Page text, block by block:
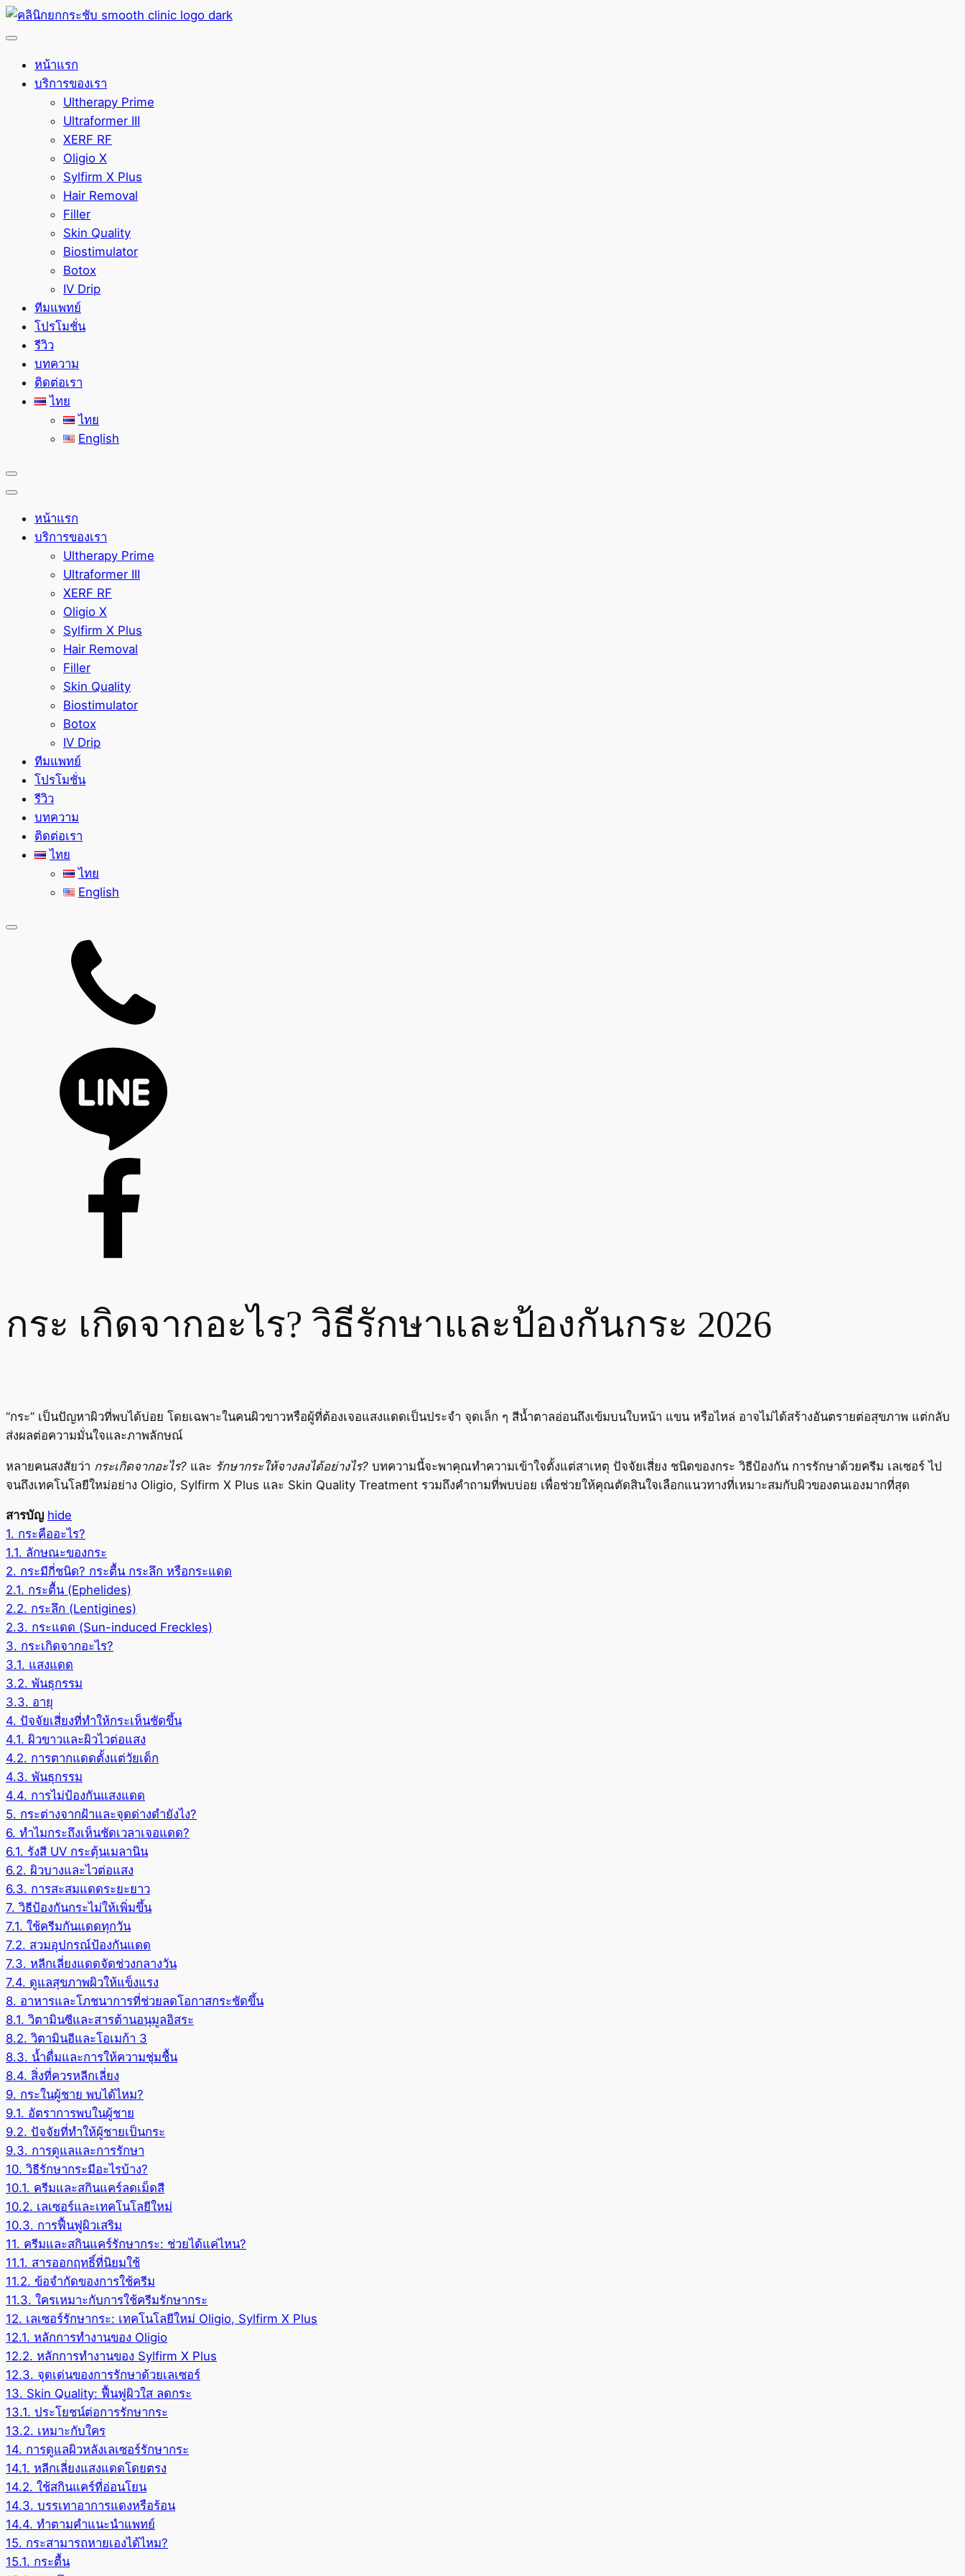
หน้าแรก
บริการของเรา
Ultherapy Prime
Ultraformer III
XERF RF
Oligio X
Sylfirm X Plus
Hair Removal
Filler
Skin Quality
Biostimulator
Botox
IV Drip
ทีมแพทย์
โปรโมชั่น
รีวิว
บทความ
ติดต่อเรา
ไทย
ไทย
English
หน้าแรก
บริการของเรา
Ultherapy Prime
Ultraformer III
XERF RF
Oligio X
Sylfirm X Plus
Hair Removal
Filler
Skin Quality
Biostimulator
Botox
IV Drip
ทีมแพทย์
โปรโมชั่น
รีวิว
บทความ
ติดต่อเรา
ไทย
ไทย
English
กระ เกิดจากอะไร? วิธีรักษาและป้องกันกระ 2026
“กระ” เป็นปัญหาผิวที่พบได้บ่อย โดยเฉพาะในคนผิวขาวหรือผู้ที่ต้องเจอแสงแดดเป็นประจำ จุดเล็ก ๆ สีน้ำตาลอ่อนถึงเข้มบนใบหน้า แขน หรือไหล่ อาจไม่ได้สร้างอันตรายต่อสุขภาพ แต่กลับ
ส่งผลต่อความมั่นใจและภาพลักษณ์
หลายคนสงสัยว่า กระเกิดจากอะไร? และ รักษากระให้จางลงได้อย่างไร? บทความนี้จะพาคุณทำความเข้าใจตั้งแต่สาเหตุ ปัจจัยเสี่ยง ชนิดของกระ วิธีป้องกัน การรักษาด้วยครีม เลเซอร์ ไป
จนถึงเทคโนโลยีใหม่อย่าง Oligio, Sylfirm X Plus และ Skin Quality Treatment รวมถึงคำถามที่พบบ่อย เพื่อช่วยให้คุณตัดสินใจเลือกแนวทางที่เหมาะสมกับผิวของตนเองมากที่สุด
สารบัญ hide
1. กระคืออะไร?
1.1. ลักษณะของกระ
2. กระมีกี่ชนิด? กระตื้น กระลึก หรือกระแดด
2.1. กระตื้น (Ephelides)
2.2. กระลึก (Lentigines)
2.3. กระแดด (Sun-induced Freckles)
3. กระเกิดจากอะไร?
3.1. แสงแดด
3.2. พันธุกรรม
3.3. อายุ
4. ปัจจัยเสี่ยงที่ทำให้กระเห็นชัดขึ้น
4.1. ผิวขาวและผิวไวต่อแสง
4.2. การตากแดดตั้งแต่วัยเด็ก
4.3. พันธุกรรม
4.4. การไม่ป้องกันแสงแดด
5. กระต่างจากฝ้าและจุดด่างดำยังไง?
6. ทำไมกระถึงเห็นชัดเวลาเจอแดด?
6.1. รังสี UV กระตุ้นเมลานิน
6.2. ผิวบางและไวต่อแสง
6.3. การสะสมแดดระยะยาว
7. วิธีป้องกันกระไม่ให้เพิ่มขึ้น
7.1. ใช้ครีมกันแดดทุกวัน
7.2. สวมอุปกรณ์ป้องกันแดด
7.3. หลีกเลี่ยงแดดจัดช่วงกลางวัน
7.4. ดูแลสุขภาพผิวให้แข็งแรง
8. อาหารและโภชนาการที่ช่วยลดโอกาสกระชัดขึ้น
8.1. วิตามินซีและสารต้านอนุมูลอิสระ
8.2. วิตามินอีและโอเมก้า 3
8.3. น้ำดื่มและการให้ความชุ่มชื้น
8.4. สิ่งที่ควรหลีกเลี่ยง
9. กระในผู้ชาย พบได้ไหม?
9.1. อัตราการพบในผู้ชาย
9.2. ปัจจัยที่ทำให้ผู้ชายเป็นกระ
9.3. การดูแลและการรักษา
10. วิธีรักษากระมีอะไรบ้าง?
10.1. ครีมและสกินแคร์ลดเม็ดสี
10.2. เลเซอร์และเทคโนโลยีใหม่
10.3. การฟื้นฟูผิวเสริม
11. ครีมและสกินแคร์รักษากระ: ช่วยได้แค่ไหน?
11.1. สารออกฤทธิ์ที่นิยมใช้
11.2. ข้อจำกัดของการใช้ครีม
11.3. ใครเหมาะกับการใช้ครีมรักษากระ
12. เลเซอร์รักษากระ: เทคโนโลยีใหม่ Oligio, Sylfirm X Plus
12.1. หลักการทำงานของ Oligio
12.2. หลักการทำงานของ Sylfirm X Plus
12.3. จุดเด่นของการรักษาด้วยเลเซอร์
13. Skin Quality: ฟื้นฟูผิวใส ลดกระ
13.1. ประโยชน์ต่อการรักษากระ
13.2. เหมาะกับใคร
14. การดูแลผิวหลังเลเซอร์รักษากระ
14.1. หลีกเลี่ยงแสงแดดโดยตรง
14.2. ใช้สกินแคร์ที่อ่อนโยน
14.3. บรรเทาอาการแดงหรือร้อน
14.4. ทำตามคำแนะนำแพทย์
15. กระสามารถหายเองได้ไหม?
15.1. กระตื้น